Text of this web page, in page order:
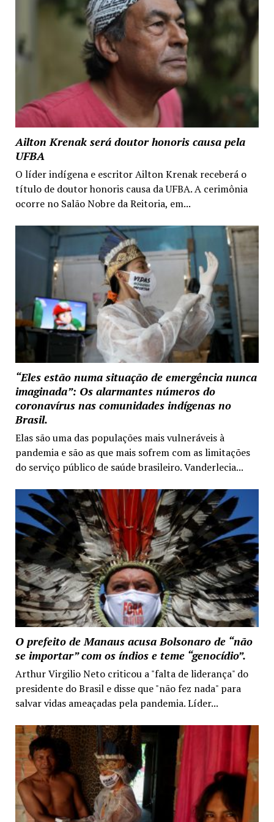
Ailton Krenak será doutor honoris causa pela
UFBA
O líder indígena e escritor Ailton Krenak receberá o
título de doutor honoris causa da UFBA. A cerimônia
ocorre no Salão Nobre da Reitoria, em...
“Eles estão numa situação de emergência nunca
imaginada”: Os alarmantes números do
coronavírus nas comunidades indígenas no
Brasil.
Elas são uma das populações mais vulneráveis à
pandemia e são as que mais sofrem com as limitações
do serviço público de saúde brasileiro. Vanderlecia...
O prefeito de Manaus acusa Bolsonaro de “não
se importar” com os índios e teme “genocídio”.
Arthur Virgilio Neto criticou a "falta de liderança" do
presidente do Brasil e disse que "não fez nada" para
salvar vidas ameaçadas pela pandemia. Líder...